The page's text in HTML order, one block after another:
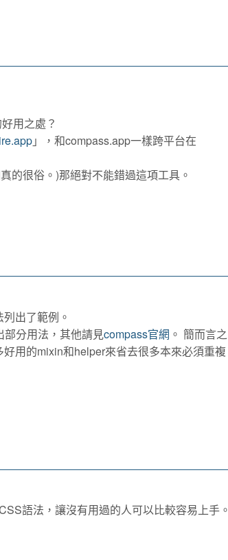
用之處？
」，和compass.app一樣跨平台在
的很俗。)那絕對不能錯過這項工具。
出了範例。
分用法，其他請見compass官網 。 簡而言之
用的mixin和helper來省去很多本來必須重複
語法，讓沒有用過的人可以比較容易上手。